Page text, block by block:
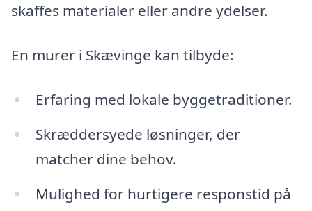
skaffes materialer eller andre ydelser.
En murer i Skævinge kan tilbyde:
Erfaring med lokale byggetraditioner.
Skræddersyede løsninger, der
matcher dine behov.
Mulighed for hurtigere responstid på